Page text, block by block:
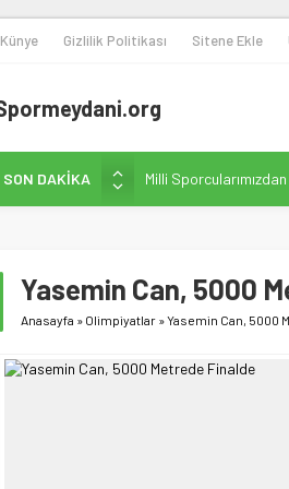
Künye Gizlilik Politikası Sitene Ekle
SON DAKİKA
Milli
Karanlığa Karşı
Fenerbahçe Kadın
Efor Çay’dan Futbola
Yasemin Can, 5000
Anasayfa » Olimpiyatlar »Yasemin Can, 5000